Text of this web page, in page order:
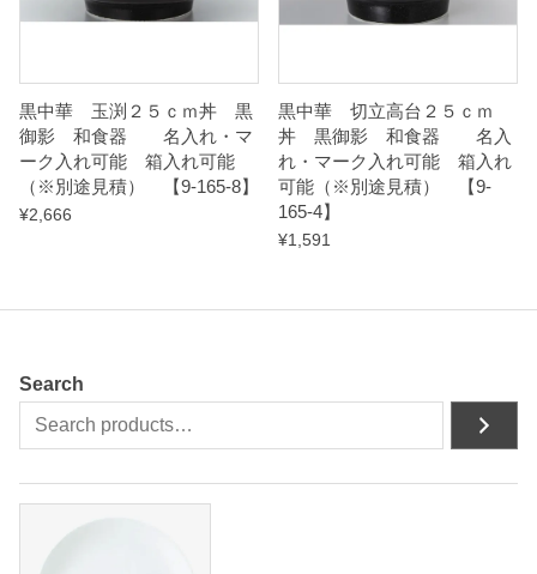
u
a
n
i
黒中華 玉渕２５ｃｍ丼 黒
御影 和食器 名入れ・マ
ーク入れ可能 箱入れ可能
（※別途見積） 【9-165-8】
¥2,666
黒中華 切立高台２５ｃｍ
丼 黒御影 和食器 名入
れ・マーク入れ可能 箱入れ
可能（※別途見積） 【9-
165-4】
¥1,591
Search